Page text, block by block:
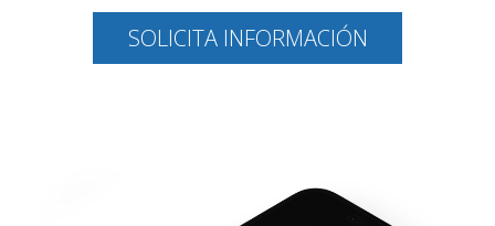
SOLICITA INFORMACIÓN